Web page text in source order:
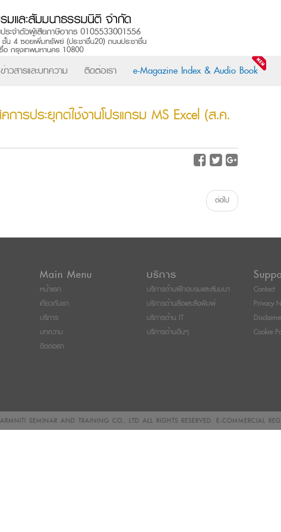
ข่าวสารและบทความ ติดต่อเรา e-Magazine Index & Audio Book
รประยุกต์ใช้งานโปรแกรม MS Excel (ส.ค.
ต่อไป
Main Menu
หน้าแรก
เกี่ยวกับเรา
บริการ
บทความ
ติดต่อเรา
บริการ
บริการด้านฝึกอบรมและสัมมนา
บริการด้านสื่อและสิ่งพิมพ์
บริการด้าน IT
บริการด้านอื่นๆ
Contact
Privacy
Cookie
SEMINAR AND TRAINING CO., LTD ALL RIGHTS RESERVED. E-COMMERCIAL